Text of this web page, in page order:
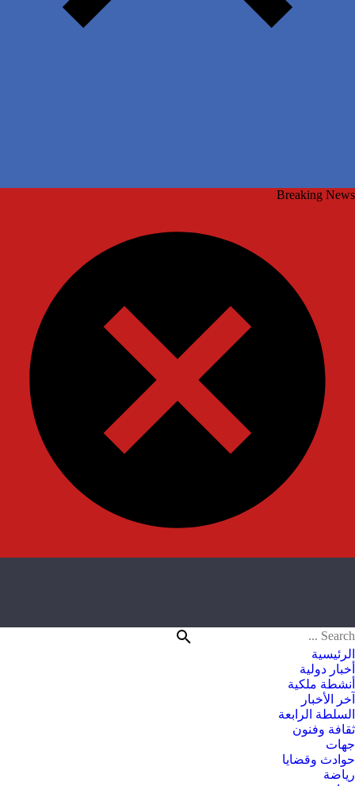
Breaking News
الرئيسية
أخبار دولية
أنشطة ملكية
آخر الأخبار
السلطة الرابعة
ثقافة وفنون
جهات
حوادث وقضايا
رياضة